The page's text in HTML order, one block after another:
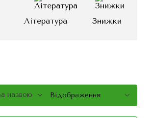
Література Знижки
назвою Відображення: